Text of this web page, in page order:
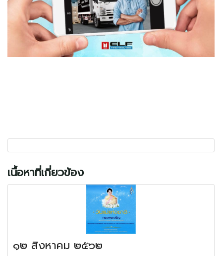
เนื้อหาที่เกี่ยวข้อง
๑๒ สิงหาคม ๒๕๖๒